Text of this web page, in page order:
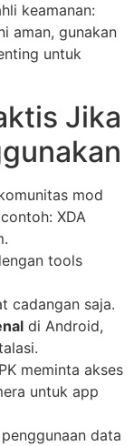
keamanan:
aman, gunakan
untuk
Jika
mod
XDA
tools
cadangan saja.
di Android,
meminta akses
untuk app
data